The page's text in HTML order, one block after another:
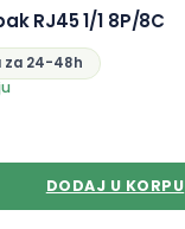
RJ45 1/1 8P/8C
za 24-48h
DODAJ U KORPU